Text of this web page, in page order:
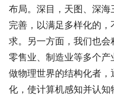
布局。深目，天图、深
完善，以满足多样化的
求。另一方面，我们也会
零售业、制造业等多个
做物理世界的结构化者
化，使计算机感知并认